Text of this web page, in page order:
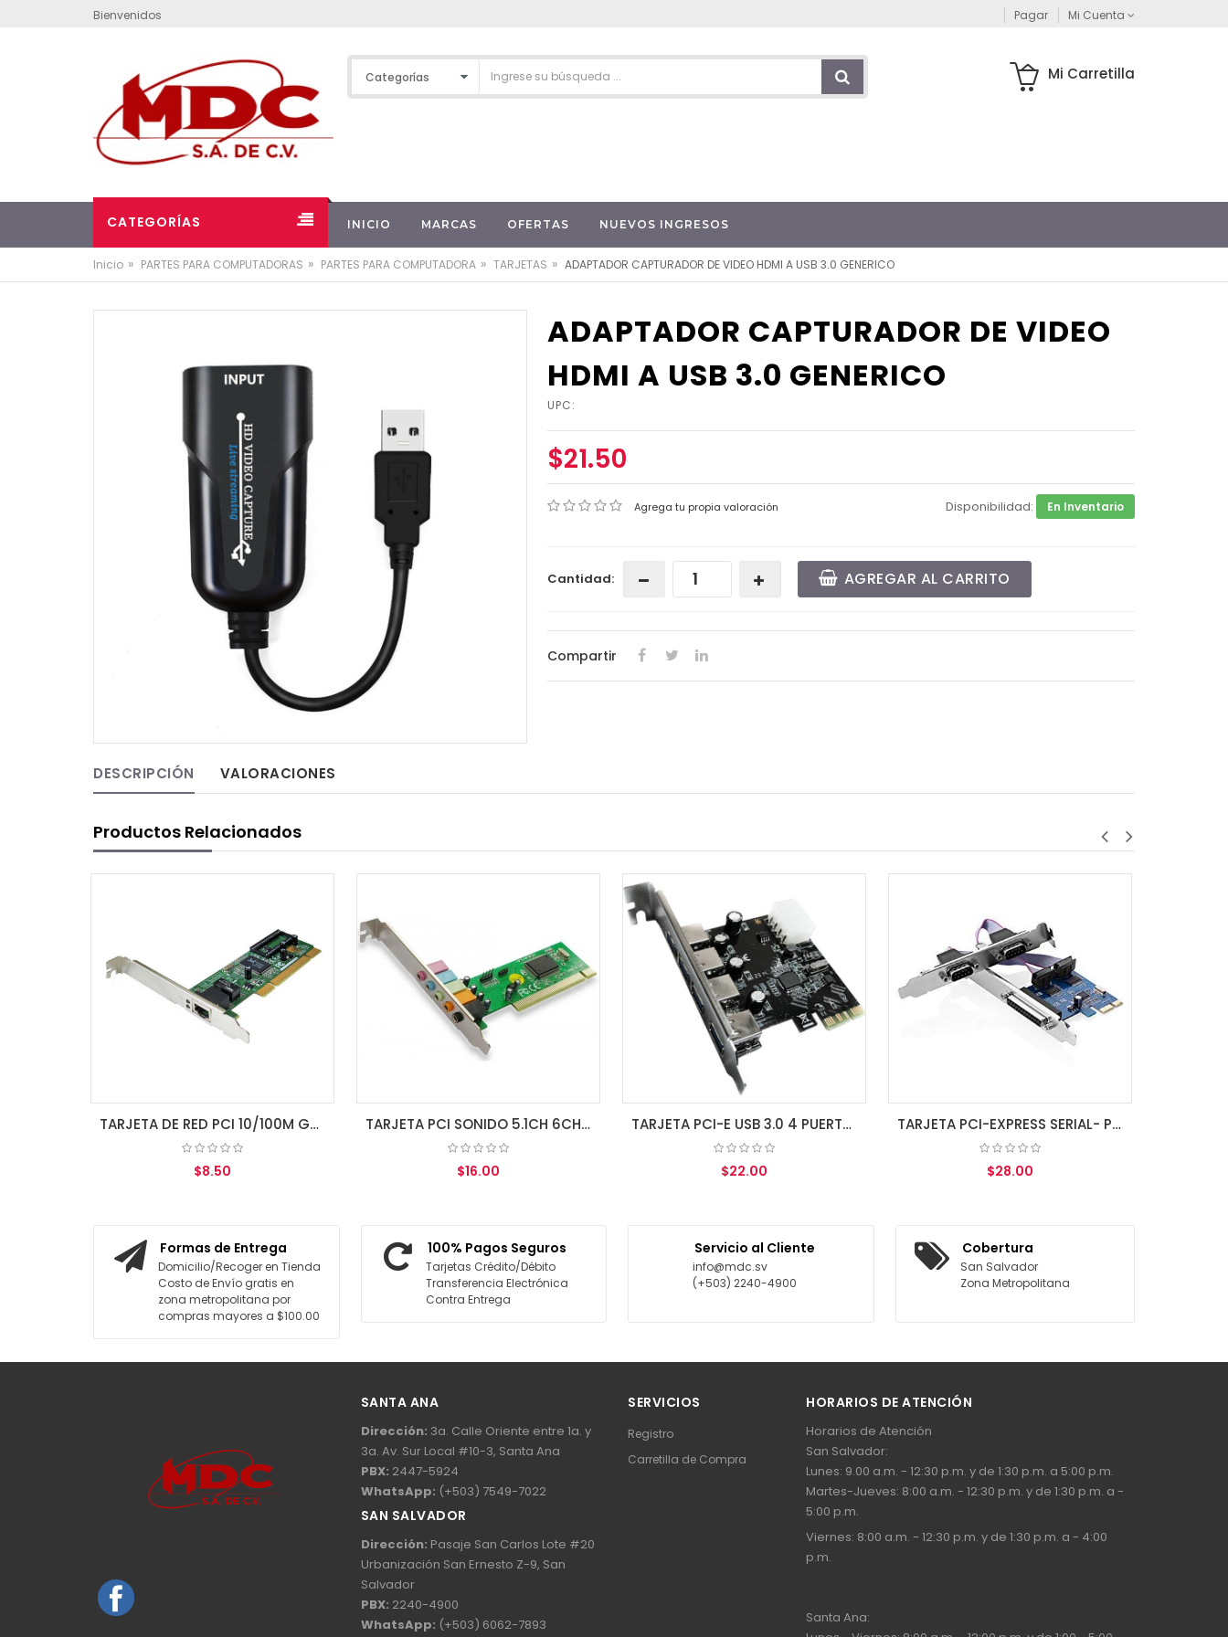
Bienvenidos Pagar Mi Cuenta
Mi Carretilla
CATEGORÍAS INICIO MARCAS OFERTAS NUEVOS INGRESOS
Inicio » PARTES PARA COMPUTADORAS » PARTES PARA COMPUTADORA » TARJETAS » ADAPTADOR CAPTURADOR DE VIDEO HDMI A USB 3.0 GENERICO
ADAPTADOR CAPTURADOR DE VIDEO
HDMI A USB 3.0 GENERICO
UPC:
$21.50
Agrega tu propia valoración Disponibilidad: En Inventario
Cantidad: AGREGAR AL CARRITO
Compartir
DESCRIPCIÓN VALORACIONES
Productos Relacionados
$16.00 $22.00 $28.00 $16.00
Formas de Entrega
Domicilio/Recoger en Tienda
Costo de Envío gratis en
zona metropolitana por
compras mayores a $100.00
100% Pagos Seguros
Tarjetas Crédito/Débito
Transferencia Electrónica
Contra Entrega
Servicio al Cliente
info@mdc.sv
(+503) 2240-4900
Cobertura
San Salvador
Zona Metropolitana
SANTA ANA
Dirección: 3a. Calle Oriente entre 1a. y
3a. Av. Sur Local #10-3, Santa Ana
PBX: 2447-5924
WhatsApp: (+503) 7549-7022
SAN SALVADOR
Dirección: Pasaje San Carlos Lote #20
Urbanización San Ernesto Z-9, San
Salvador
PBX: 2240-4900
WhatsApp: (+503) 6062-7893
SERVICIOS
Registro
Carretilla de Compra
HORARIOS DE ATENCIÓN
Horarios de Atención
San Salvador:
Lunes: 9.00 a.m. - 12:30 p.m. y de 1:30 p.m. a 5:00 p.m.
Martes-Jueves: 8:00 a.m. - 12:30 p.m. y de 1:30 p.m. a -
5:00 p.m.
Viernes: 8:00 a.m. - 12:30 p.m. y de 1:30 p.m. a - 4:00
p.m.
Santa Ana: